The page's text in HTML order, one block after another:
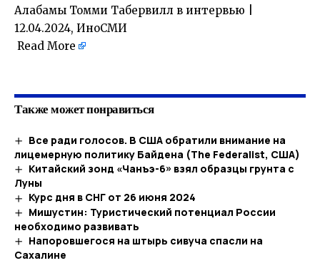
Алабамы Томми Табервилл в интервью |
12.04.2024, ИноСМИ
Read More
Также может понравиться
Все ради голосов. В США обратили внимание на
лицемерную политику Байдена (The Federalist, США)
Китайский зонд «Чанъэ-6» взял образцы грунта с
Луны
Курс дня в СНГ от 26 июня 2024
Мишустин: Туристический потенциал России
необходимо развивать
Напоровшегося на штырь сивуча спасли на
Сахалине